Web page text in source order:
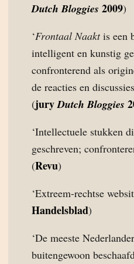
Dutch Bloggies 2009)
‘Frontaal Naaktis een
intelligent en kunstig
confronterend als
de reacties en
(juryDutch Bloggies
‘Intellectuele stukken
geschreven;
(Revu)
‘Extreem-rechtse
Handelsblad)
‘De meeste
buitengewoon